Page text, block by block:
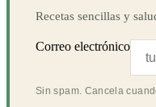
Recetas sencillas y
Correo electrónico
Sin spam. Cancela